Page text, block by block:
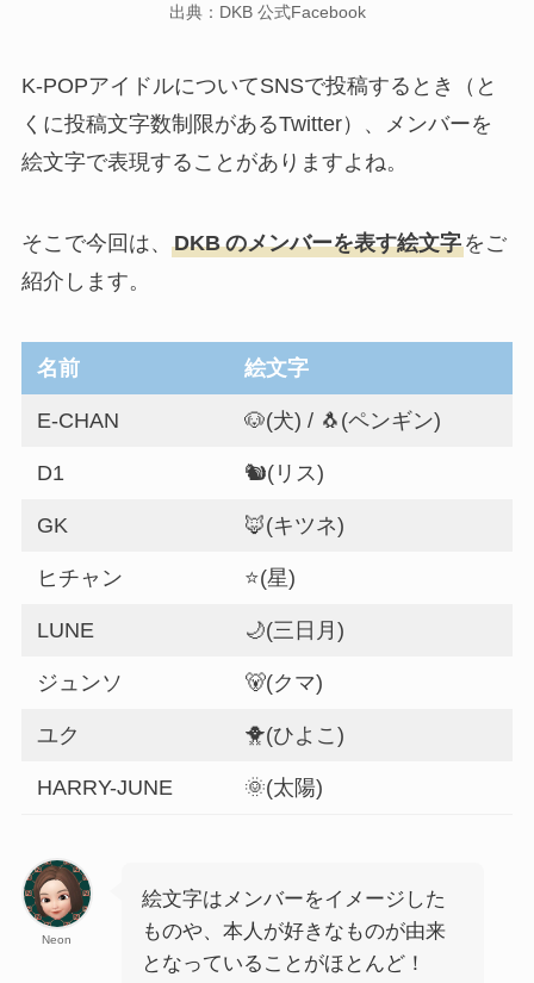
出典：DKB 公式Facebook
K-POPアイドルについてSNSで投稿するとき（と
くに投稿文字数制限があるTwitter）、メンバーを
絵文字で表現することがありますよね。
そこで今回は、 DKB のメンバーを表す絵文字をご
紹介します。
名前 絵文字
E-CHAN 🐶(犬) / 🐧(ペンギン)
D1 🐿(リス)
GK 🦊(キツネ)
ヒチャン ⭐️(星)
LUNE 🌙(三日月)
ジュンソ 🐻(クマ)
ユク 🐥(ひよこ)
HARRY-JUNE 🌞(太陽)
Neon
絵文字はメンバーをイメージした
ものや、本人が好きなものが由来
となっていることがほとんど！